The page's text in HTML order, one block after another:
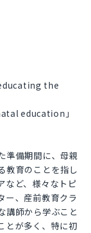
the
education」
準備期間に、母親
教育のことを指し
など、様々なトピ
ー、産前教育クラ
講師から学ぶこと
とが多く、特に初